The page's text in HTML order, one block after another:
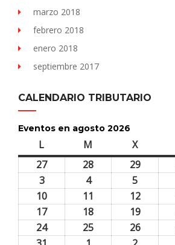
marzo 2018
febrero 2018
enero 2018
septiembre 2017
CALENDARIO TRIBUTARIO
Eventos en agosto 2026
L M Xmiércoles
2727
28 2929
2026
33
agosto,
2026
44
agosto,
2026
5
agosto,
2026
10
agosto,
2026
11 1212
agosto,
2026
1717
agosto,
18 1919
agosto,
2424
25 2626